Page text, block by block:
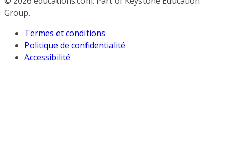
Group.
Termes et conditions
Politique de confidentialité
Accessibilité